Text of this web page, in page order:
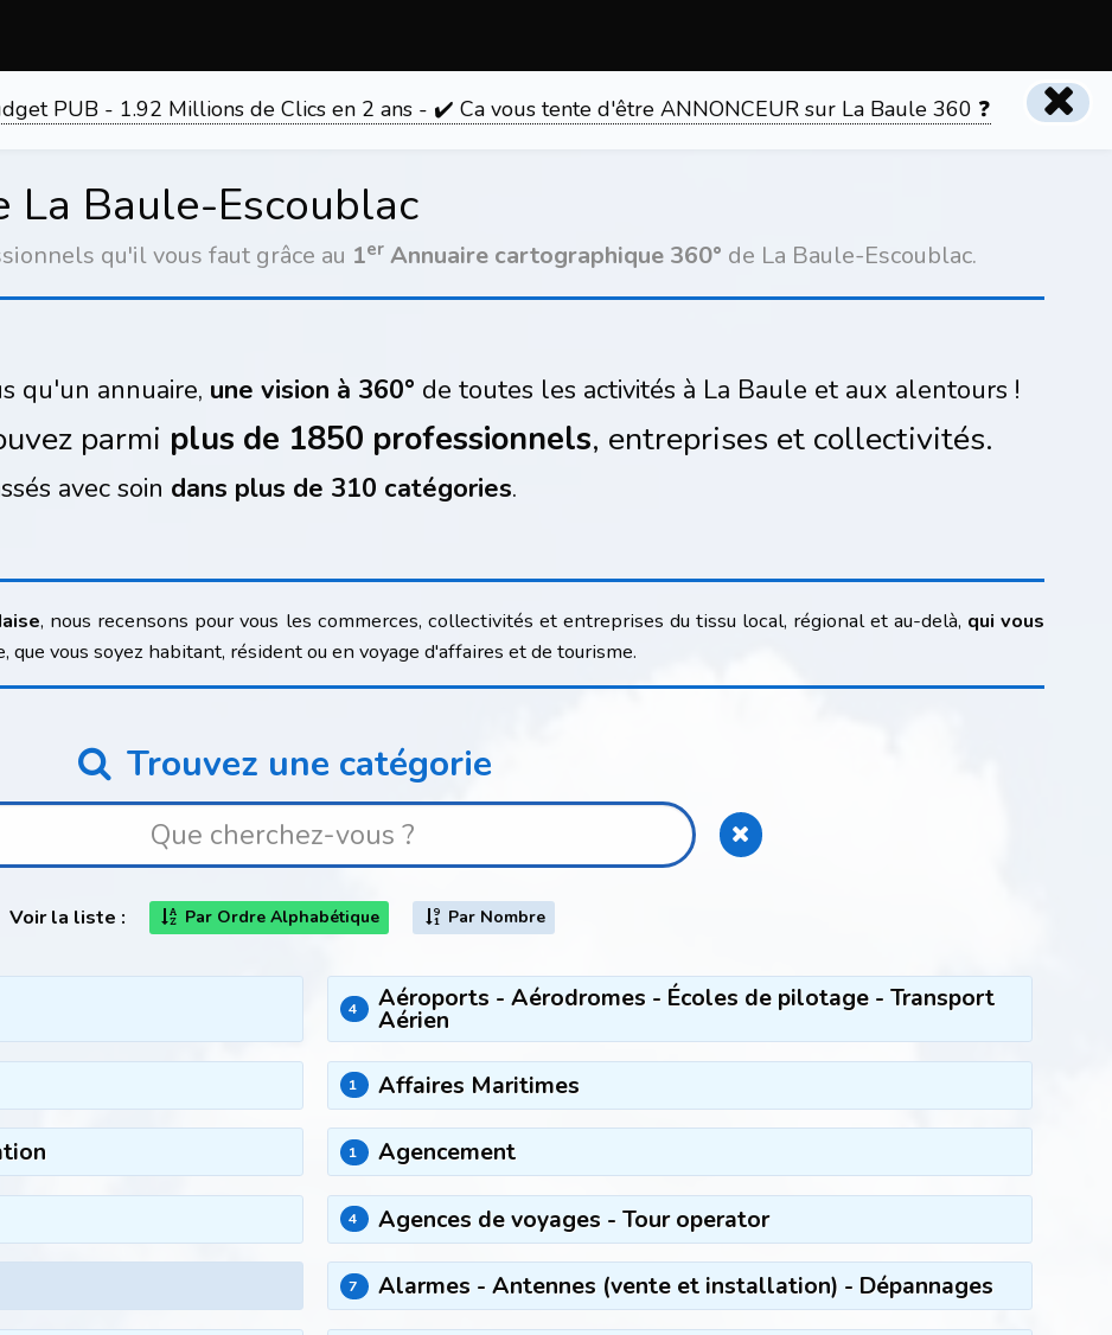
PUB - 1.92 Millions de Clics en 2 ans - ✔️ Ca vous tente d'être ANNONCEUR sur La Baule 360 ❓
La Baule-Escoublac
qu'il vous faut grâce au 1er Annuaire cartographique 360° de La Baule-Escoublac.
qu'un annuaire, une vision à 360° de toutes les activités à La Baule et aux alentours !
parmi plus de 1850 professionnels, entreprises et collectivités.
avec soin dans plus de 310 catégories.
, nous recensons pour vous les commerces, collectivités et entreprises du tissu local, régional et au-delà, qui vous
vous soyez habitant, résident ou en voyage d'affaires et de tourisme.
Trouvez une catégorie
Voir la liste : Par Ordre Alphabétique Par Nombre
4 Aéroports - Aérodromes - Écoles de pilotage - Transport
Aérien
1 Affaires Maritimes
1 Agencement
4 Agences de voyages - Tour operator
7 Alarmes - Antennes (vente et installation) - Dépannages